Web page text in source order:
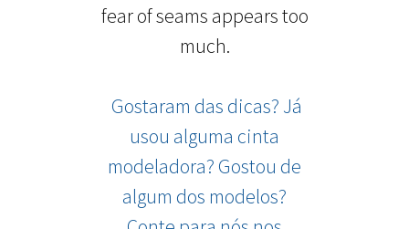
fear of seams appears too
much.
Gostaram das dicas? Já
usou alguma cinta
modeladora? Gostou de
algum dos modelos?